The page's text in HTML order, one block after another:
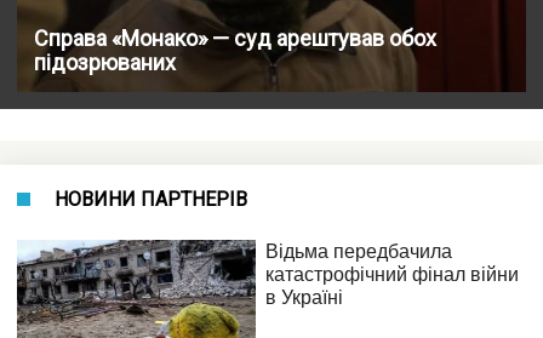
Справа «Монако» — суд арештував обох
підозрюваних
НОВИНИ ПАРТНЕРІВ